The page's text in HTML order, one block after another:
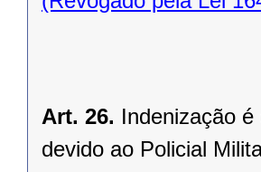
Art. 26. Indenização
devido ao Policial